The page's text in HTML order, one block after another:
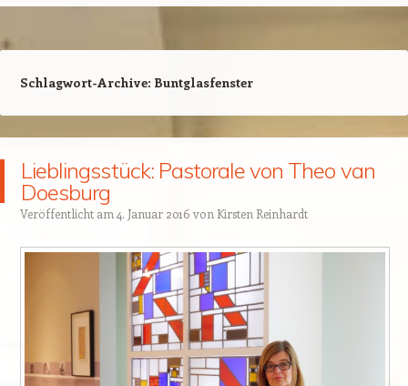
Schlagwort-Archive: Buntglasfenster
Lieblingsstück: Pastorale von Theo van
Doesburg
Veröffentlicht am 4. Januar 2016 von Kirsten Reinhardt